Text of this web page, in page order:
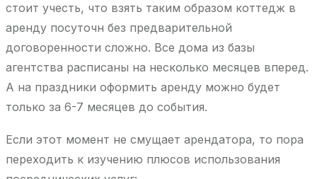
стоит учесть, что взять таким образом коттедж в
аренду посуточн без предварительной
договоренности сложно. Все дома из базы
агентства расписаны на несколько месяцев вперед.
А на праздники оформить аренду можно будет
только за 6-7 месяцев до события.
Если этот момент не смущает арендатора, то пора
переходить к изучению плюсов использования